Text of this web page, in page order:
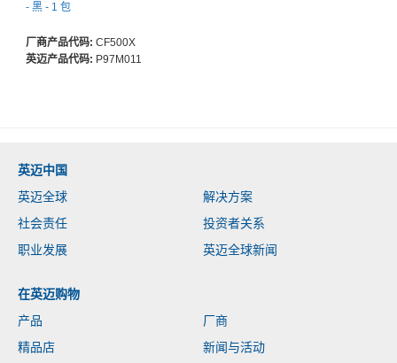
- 黑 - 1 包
厂商产品代码: CF500X
英迈产品代码: P97M011
英迈中国
英迈全球
解决方案
社会责任
投资者关系
职业发展
英迈全球新闻
在英迈购物
产品
厂商
精品店
新闻与活动